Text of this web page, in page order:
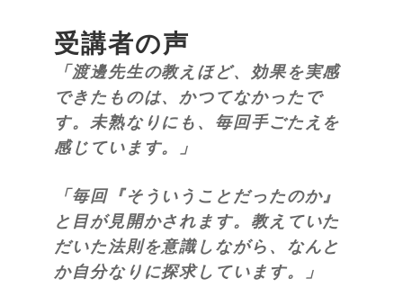
受講者の声
「渡邊先生の教えほど、効果を実感
できたものは、かつてなかったで
す。未熟なりにも、毎回手ごたえを
感じています。」
「毎回『そういうことだったのか』
と目が見開かされます。教えていた
だいた法則を意識しながら、なんと
か自分なりに探求しています。」